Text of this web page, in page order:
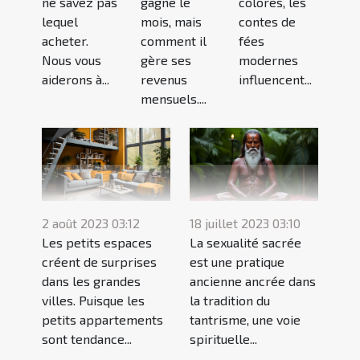
lequel
acheter.
Nous vous
aiderons à...
mois, mais
comment il
gère ses
revenus
mensuels....
contes de
fées
modernes
influencent...
2 août 2023 03:12
Les petits espaces
créent de surprises
dans les grandes
villes. Puisque les
petits appartements
sont tendance...
18 juillet 2023 03:10
La sexualité sacrée
est une pratique
ancienne ancrée dans
la tradition du
tantrisme, une voie
spirituelle...